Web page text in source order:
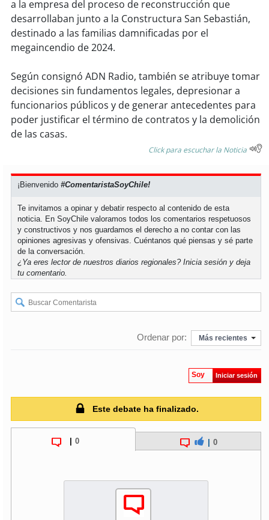
soyarauco
soytemuco
soyvaldivia
soyosorno
soypuertomontt
a la empresa del proceso de reconstrucción que
desarrollaban junto a la Constructura San Sebastián,
destinado a las familias damnificadas por el
megaincendio de 2024.
Según consignó ADN Radio, también se atribuye tomar
decisiones sin fundamentos legales, depresionar a
funcionarios públicos y de generar antecedentes para
poder justificar el término de contratos y la demolición
de las casas.
Click para escuchar la Noticia
¡Bienvenido#ComentaristaSoyChile!
Te invitamos a opinar y debatir respecto al contenido de esta
noticia. En SoyChile valoramos todos los comentarios respetuosos
y constructivos y nos guardamos el derecho a no contar con las
opiniones agresivas y ofensivas. Cuéntanos qué piensas y sé parte
de la conversación.
¿Ya eres lector de nuestros diarios regionales?Inicia sesión y deja
tu comentario.
Ordenar por: Más recientes
Soy Iniciar sesión
Este debate ha finalizado.
0 0